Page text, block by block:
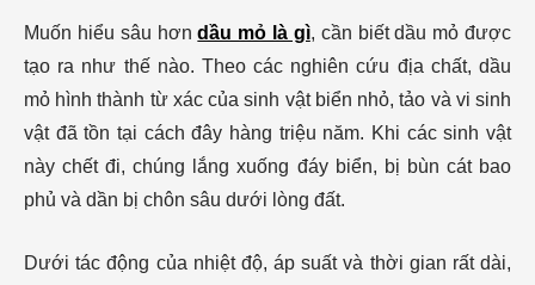
Muốn hiểu sâu hơndầu mỏ là gì, cần biết dầu mỏ được
tạo ra như thế nào. Theo các nghiên cứu địa chất, dầu
mỏ hình thành từ xác của sinh vật biển nhỏ, tảo và vi sinh
vật đã tồn tại cách đây hàng triệu năm. Khi các sinh vật
này chết đi, chúng lắng xuống đáy biển, bị bùn cát bao
phủ và dần bị chôn sâu dưới lòng đất.
Dưới tác động của nhiệt độ, áp suất và thời gian rất dài,